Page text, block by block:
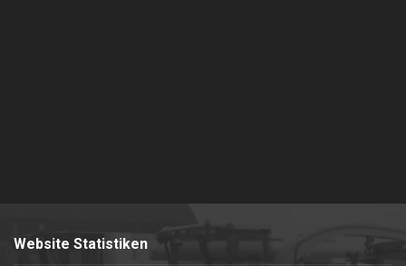
Website Statistiken